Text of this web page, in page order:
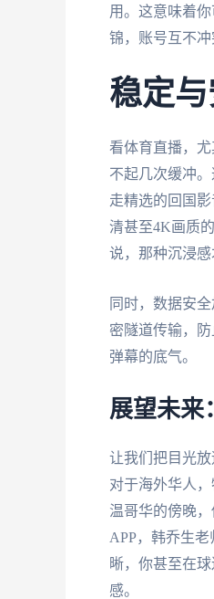
用。这意味着
锦，账号互不
稳定
看体育直播，
不起几次缓冲
走精选的回国
清甚至4K画质
说，那种沉浸感
同时，数据安
密隧道传输，
弹幕的底气。
展望未来
让我们把目光
对于海外华人
温哥华的傍晚
APP，韩乔生
晰，你甚至在
感。